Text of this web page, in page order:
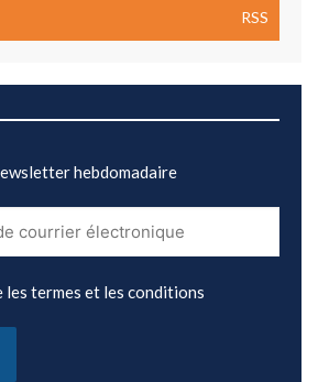
RSS
hebdomadaire
les termes et les conditions